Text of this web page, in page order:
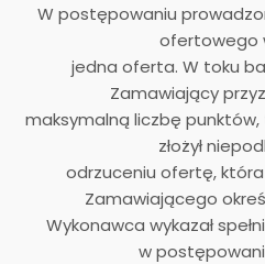
W postępowaniu
ofertowego
jedna oferta. W toku
Zamawiający
maksymalną liczbę punktów,
złożył
odrzuceniu ofertę,
Zamawiającego
Wykonawca wykazał
w